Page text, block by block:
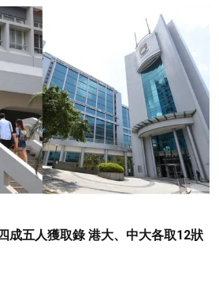
成五人獲取錄 港大、中大各取12狀